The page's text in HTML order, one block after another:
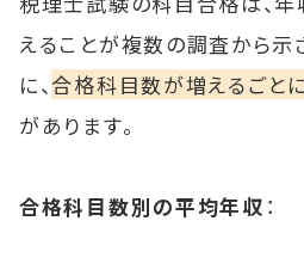
えることが複数の調査から示
に、 合格科目数が増えるごと
があります。
合格科目数別の平均年収 ：